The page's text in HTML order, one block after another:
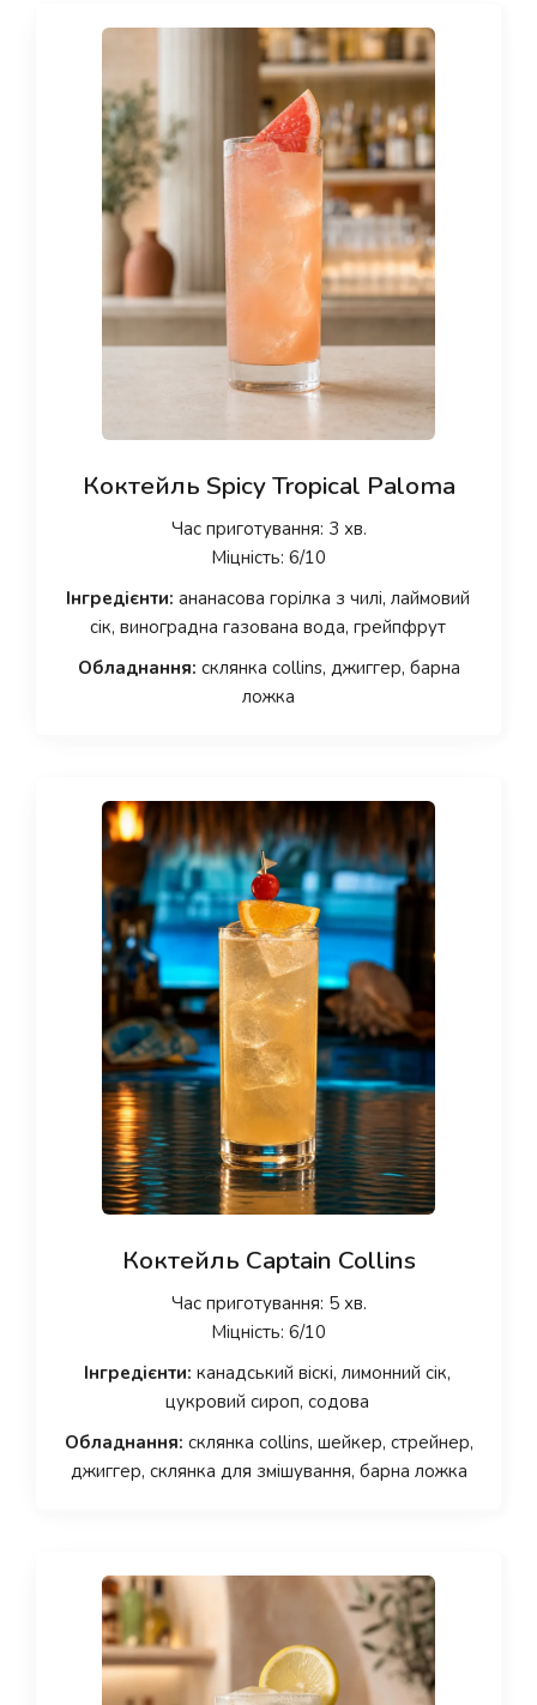
Коктейль Spicy Tropical Paloma
Час приготування: 3 хв.
Міцність: 6/10
Інгредієнти: ананасова горілка з чилі, лаймовий
сік, виноградна газована вода, грейпфрут
Обладнання: склянка collins, джиггер, барна
ложка
Коктейль Captain Collins
Час приготування: 5 хв.
Міцність: 6/10
Інгредієнти: канадський віскі, лимонний сік,
цукровий сироп, содова
Обладнання: склянка collins, шейкер, стрейнер,
джиггер, склянка для змішування, барна ложка